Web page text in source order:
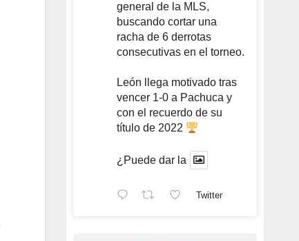
general de la MLS,
buscando cortar una
racha de 6 derrotas
consecutivas en el torneo.
León llega motivado tras
vencer 1-0 a Pachuca y
con el recuerdo de su
título de 2022
¿Puede dar la
Twitter